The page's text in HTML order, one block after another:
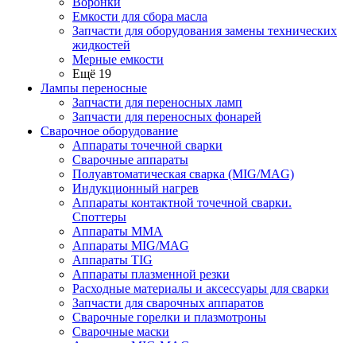
Емкости для сбора масла
Запчасти для оборудования замены технических
жидкостей
Мерные емкости
Ещё 19
Лампы переносные
Запчасти для переносных ламп
Запчасти для переносных фонарей
Сварочное оборудование
Аппараты точечной сварки
Сварочные аппараты
Полуавтоматическая сварка (MIG/MAG)
Индукционный нагрев
Аппараты контактной точечной сварки.
Споттеры
Аппараты MMA
Аппараты MIG/MAG
Аппараты TIG
Аппараты плазменной резки
Расходные материалы и аксессуары для сварки
Запчасти для сварочных аппаратов
Сварочные горелки и плазмотроны
Сварочные маски